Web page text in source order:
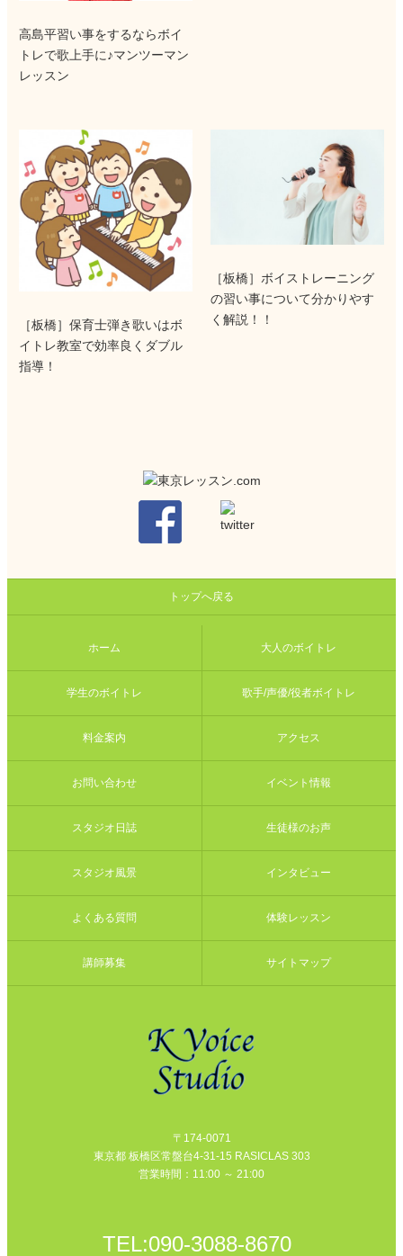
高島平習い事をするならボイ
トレで歌上手に♪マンツーマン
レッスン
［板橋］保育士弾き歌いはボ
イトレ教室で効率良くダブル
指導！
［板橋］ボイストレーニング
の習い事について分かりやす
く解説！！
トップへ戻る
ホーム 大人のボイトレ
学生のボイトレ 歌手/声優/役者ボイトレ
料金案内 アクセス
お問い合わせ イベント情報
スタジオ日誌 生徒様のお声
スタジオ風景 インタビュー
よくある質問 体験レッスン
講師募集 サイトマップ
〒174-0071
東京都 板橋区常盤台4-31-15 RASICLAS 303
営業時間：11:00 ～ 21:00
TEL:090-3088-8670